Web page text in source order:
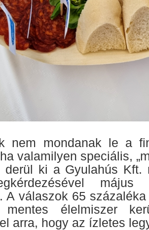
nem mondanak le a
valamilyen speciális,
derül ki a Gyulahús Kft.
május
A válaszok 65
mentes élelmiszer
arra, hogy az ízletes